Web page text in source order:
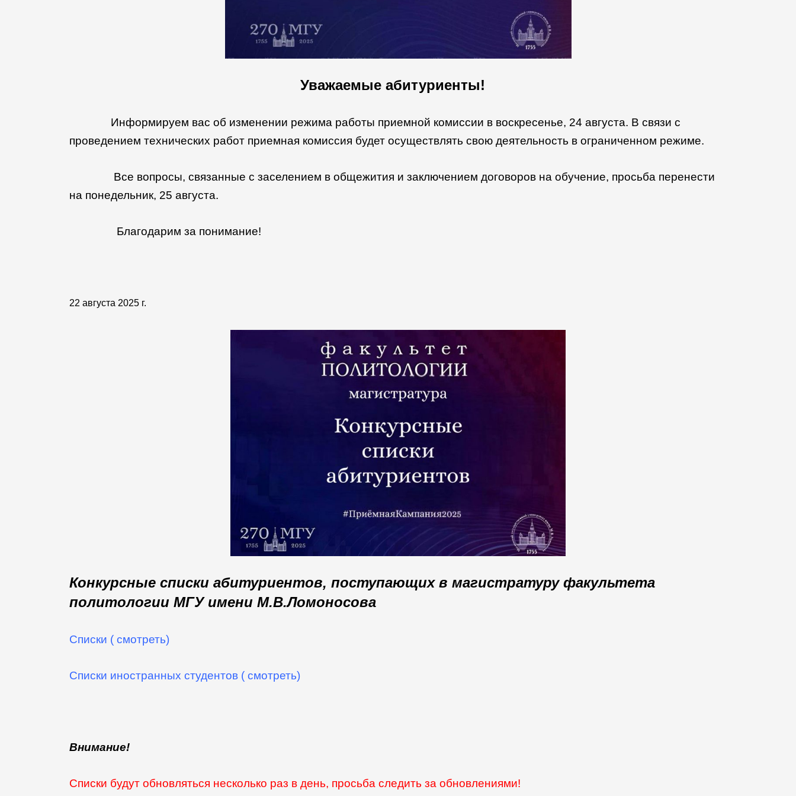
Уважаемые абитуриенты!
Информируем вас об изменении режима работы приемной комиссии в воскресенье, 24 августа. В связи с
проведением технических работ приемная комиссия будет осуществлять свою деятельность в ограниченном режиме.
Все вопросы, связанные с заселением в общежития и заключением договоров на обучение, просьба перенести
на понедельник, 25 августа.
Благодарим за понимание!
22 августа 2025 г.
Конкурсные списки абитуриентов, поступающих в магистратуру факультета
политологии МГУ имени М.В.Ломоносова
Списки ( смотреть)
Списки иностранных студентов ( смотреть)
Внимание!
Списки будут обновляться несколько раз в день, просьба следить за обновлениями!